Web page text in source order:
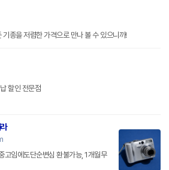
종을 저렴한 가격으로 만나 볼 수 있으니까!
온라인휴대폰성지 현금완납 일시납 할인 전문점
고임에도단순변심 환불가능, 1개월무